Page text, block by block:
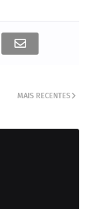
MAIS RECENTES